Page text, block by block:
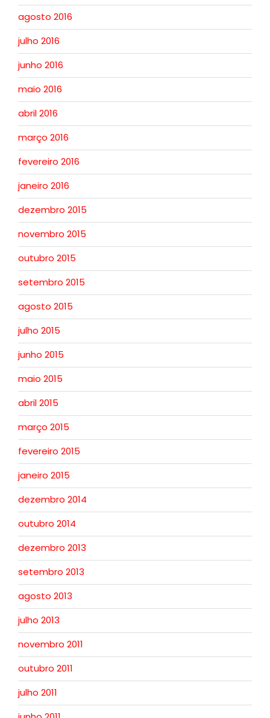
agosto 2016
julho 2016
junho 2016
maio 2016
abril 2016
março 2016
fevereiro 2016
janeiro 2016
dezembro 2015
novembro 2015
outubro 2015
setembro 2015
agosto 2015
julho 2015
junho 2015
maio 2015
abril 2015
março 2015
fevereiro 2015
janeiro 2015
dezembro 2014
outubro 2014
dezembro 2013
setembro 2013
agosto 2013
julho 2013
novembro 2011
outubro 2011
julho 2011